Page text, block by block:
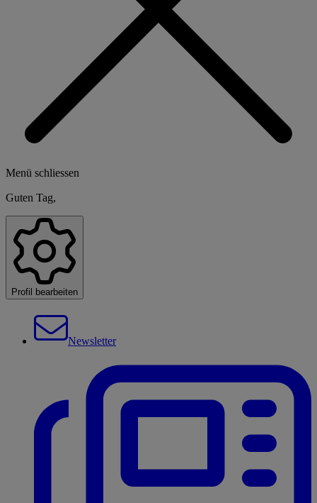
Menü schliessen
Guten Tag,
Profil bearbeiten
Newsletter